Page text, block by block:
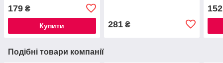
179 ₴
Купити 281₴
152
Подібні товари компанії